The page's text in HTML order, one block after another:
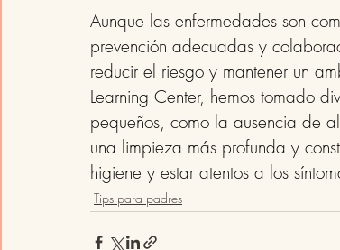
Aunque las enfermedades son
prevención adecuadas y
reducir el riesgo y mantener un
Learning Center, hemos tomado
pequeños, como la ausencia de
una limpieza más profunda y
higiene y estar atentos a los
Tips para padres